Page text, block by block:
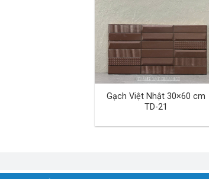
Gạch Việt Nhật 30×60 cm
TD-21